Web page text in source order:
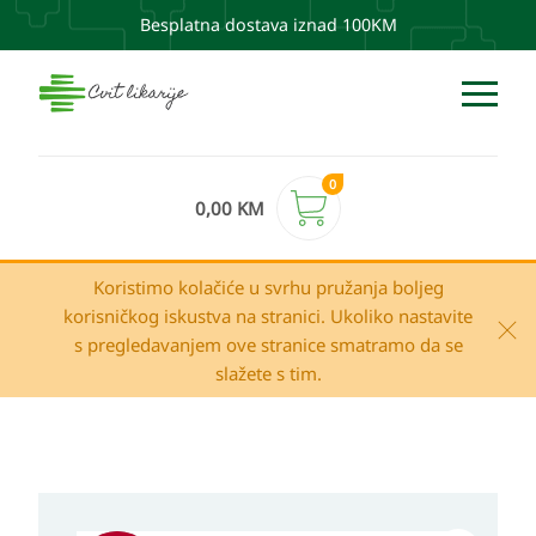
Besplatna dostava iznad 100KM
0,00 KM
0
Koristimo kolačiće u svrhu pružanja boljeg
korisničkog iskustva na stranici. Ukoliko nastavite
s pregledavanjem ove stranice smatramo da se
slažete s tim.